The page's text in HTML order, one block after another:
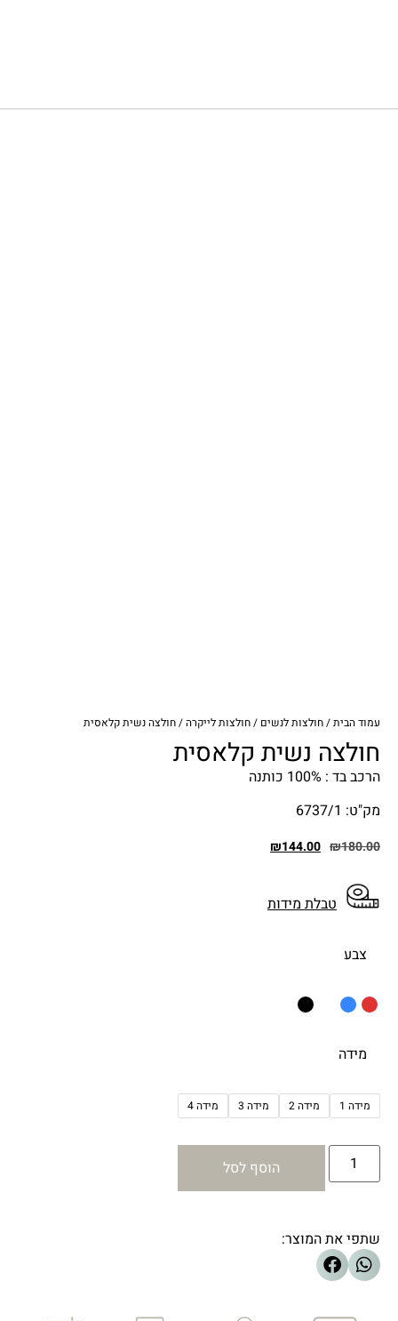
עמוד הבית/חולצות לנשים /חולצות לייקרה/ חולצה נשית קלאסית
חולצה נשית קלאסית
הרכב בד : 100% כותנה
מק"ט: 6737/1
₪180.00
₪144.00
טבלת מידות
צבע
מידה
מידה 1 מידה 2 מידה 3 מידה 4
הוסף לסל
שתפי את המוצר: